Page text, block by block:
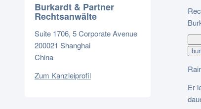
Burkardt & Partner
Rechtsanwälte
Suite 1706, 5 Corporate Avenue
200021 Shanghai
China
Zum Kanzleiprofil
Er